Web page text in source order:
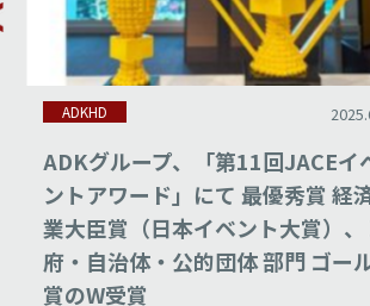
2025.6.26
グループ、「第11回JACEイベ
アワード」にて 最優秀賞 経済産
臣賞（日本イベント大賞）、 政
自治体・公的団体 部門 ゴールド
W受賞